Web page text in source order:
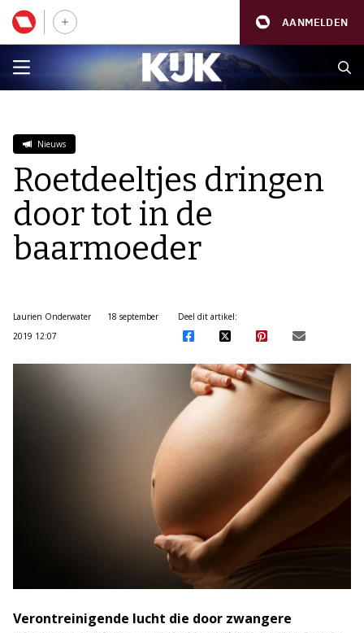
AANMELDEN
Nieuws
Roetdeeltjes dringen
door tot in de
baarmoeder
Laurien Onderwater
18 september
2019 12:07
Deel dit artikel:
Verontreinigende lucht die door zwangere